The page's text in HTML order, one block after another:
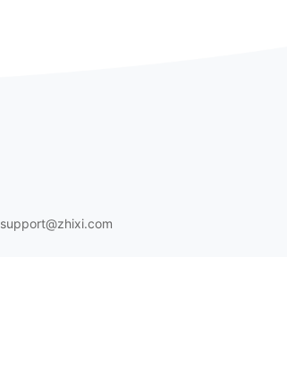
support@zhixi.com